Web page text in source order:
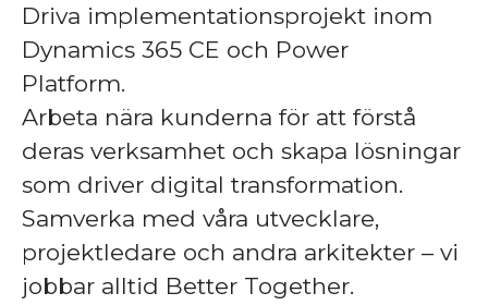
Driva implementationsprojekt inom
Dynamics 365 CE och Power
Platform.
Arbeta nära kunderna för att förstå
deras verksamhet och skapa lösningar
som driver digital transformation.
Samverka med våra utvecklare,
projektledare och andra arkitekter – vi
jobbar alltid Better Together.